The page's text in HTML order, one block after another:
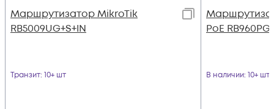
Маршрутизатор MikroTik
RB5009UG+S+IN
Транзит: 10+ шт
PoE
В наличии: 10+ шт